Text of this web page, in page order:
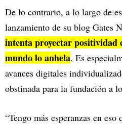
De lo contrario, a lo largo de
lanzamiento de su blog Gates
intenta proyectar positividad
mundo lo anhela. Es
avances digitales
obstinada para la fundación a
“Tengo más esperanzas en